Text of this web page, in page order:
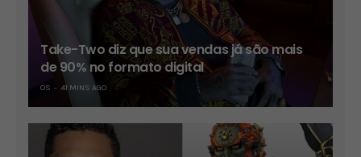
Take-Two diz que sua vendas já são mais
de 90% no formato digital
OS 41 MINS AGO